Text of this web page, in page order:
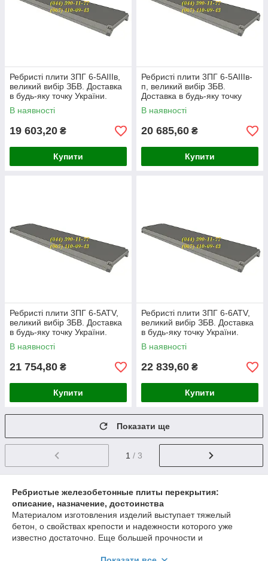
Ребристі плити 3ПГ 6-5АІІІв,
великий вибір ЗБВ. Доставка
в будь-яку точку України.
В наявності
19 603,20 ₴
Купити
Ребристі плити 3ПГ 6-5АІІІв-
п, великий вибір ЗБВ.
Доставка в будь-яку точку
України.
В наявності
20 685,60 ₴
Купити
Ребристі плити 3ПГ 6-5АТV,
великий вибір ЗБВ. Доставка
в будь-яку точку України.
В наявності
21 754,80 ₴
Купити
Ребристі плити 3ПГ 6-6АТV,
великий вибір ЗБВ. Доставка
в будь-яку точку України.
В наявності
22 839,60 ₴
Купити
Показати ще
1 / 3
Ребристые железобетонные плиты перекрытия:
описание, назначение, достоинства
Материалом изготовления изделий выступает тяжелый
бетон, о свойствах крепости и надежности которого уже
известно достаточно. Еще большей прочности и